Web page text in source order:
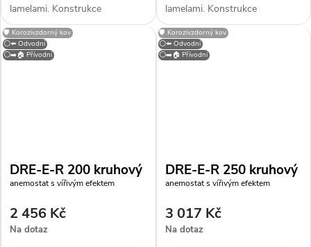
lamelami. Konstrukce
Anemostaty jsou vyrobeny z
ocelového plechu opatřeného
bílou vypalovací barvou (RAL
lamelami. Konstrukce
Anemostaty jsou vyrobeny z
ocelového plechu opatřeného
bílou vypalovací barvou (RAL
⚪⬅️ Odvodní
⚪➡️🏠 Přívodní
🛡️ Korozivzdorný kov
DRE-E-R 200 kruhový
anemostat s vířivým efektem
2 456 Kč
Na dotaz
⚪⬅️ Odvodní
⚪➡️🏠 Přívodní
🛡️ Korozivzdorný kov
DRE-E-R 250 kruhový
anemostat s vířivým efektem
3 017 Kč
Na dotaz